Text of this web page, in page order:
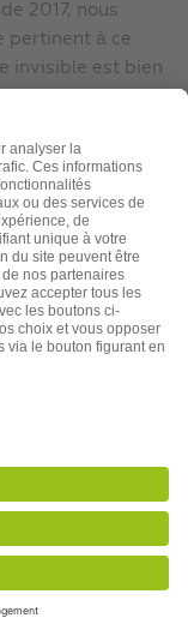
2017, nous
pertinent à ce
invisible est bien
« il y a ce
que nous, nous
.